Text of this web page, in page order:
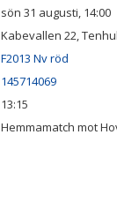
sön 31 augusti, 14:00
Kabevallen 22,
F2013 Nv röd
145714069
13:15
Hemmamatch mot